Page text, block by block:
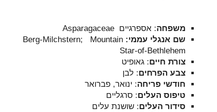
משפחה: אספרגיים Asparagaceae
שם אנגלי עממי: Berg-Milchstern; Mountain
Star-of-Bethlehem
צורת חיים: גאופיט
צבע הפרחים: לבן
חודשי פריחה: ינואר, פברואר
טיפוס העלים: סרגליים
סידור העלים: שושנת עלים